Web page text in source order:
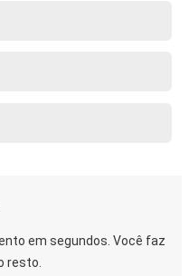
em segundos. Você faz
resto.